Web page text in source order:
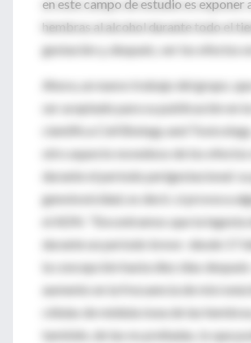
en este campo de estudio es exponer
hembras al alcohol durante todo el
gestación y, después, ver los efectos
Ahora, un nuevo trabajo del grupo,
ser aceptado para su publicación en
científica Cell Biology and Toxicology
otro aspecto novedoso de los efectos
durante el período perigestacional:
genotoxicidad, es decir, si provoca
el ADN. "Encontramos que la ingesta
durante un período breve -desde 17
la concepción hasta diez días
aumento en la frecuencia de
células de médula ósea de las
también, de las no preñadas, lo que